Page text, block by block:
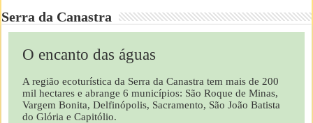
Serra da Canastra
O encanto das águas
A região ecoturística da Serra da Canastra tem mais de 200
mil hectares e abrange 6 municípios: São Roque de Minas,
Vargem Bonita, Delfinópolis, Sacramento, São João Batista
do Glória e Capitólio.